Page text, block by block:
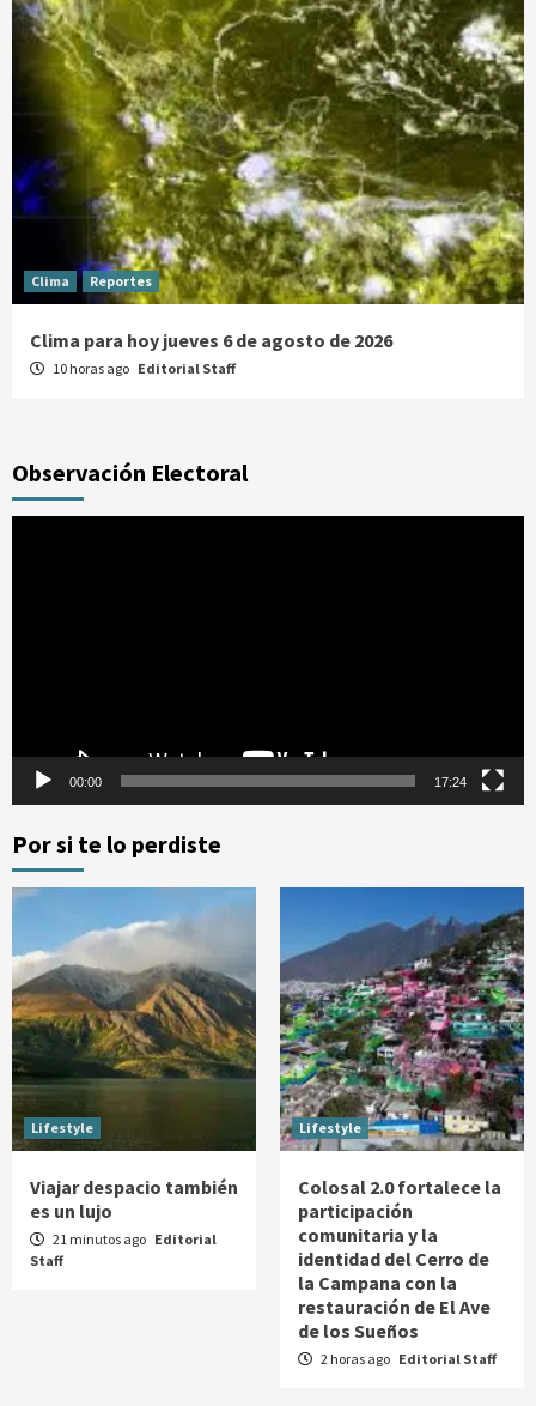
Clima Reportes
Clima para hoy jueves 6 de agosto de 2026
10 horas ago Editorial Staff
Observación Electoral
00:00 17:24
Por si te lo perdiste
Lifestyle
Viajar despacio también
es un lujo
21 minutos ago Editorial
Staff
Lifestyle
Colosal 2.0 fortalece la
participación
comunitaria y la
identidad del Cerro de
la Campana con la
restauración de El Ave
de los Sueños
2 horas ago Editorial Staff